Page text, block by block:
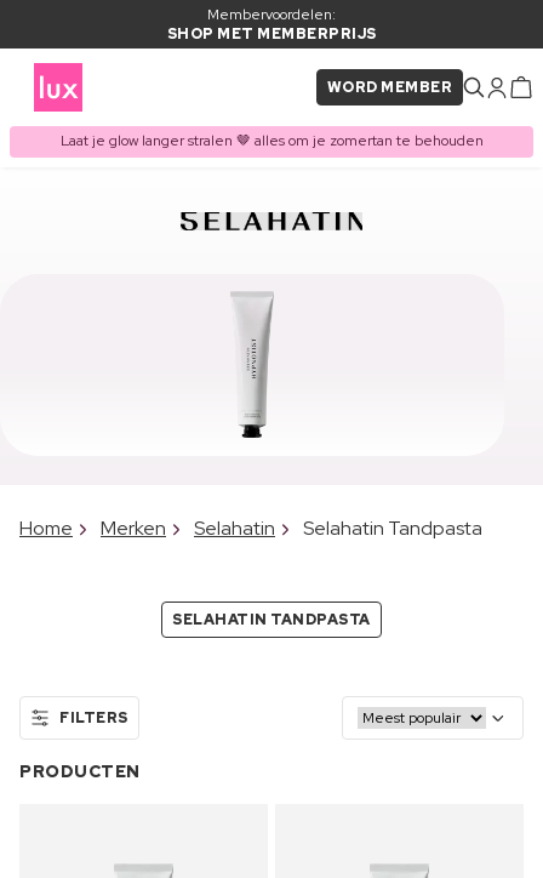
Membervoordelen:
SHOP MET MEMBERPRIJS
WORD MEMBER
Laat je glow langer stralen 🤎 alles om je zomertan te behouden
Home Merken Selahatin Selahatin Tandpasta
SELAHATIN TANDPASTA
FILTERS
PRODUCTEN